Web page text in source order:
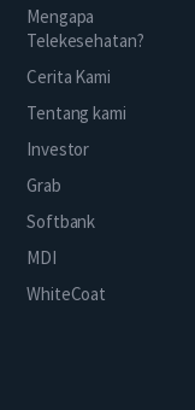
Mengapa
Telekesehatan?
Cerita Kami
Tentang kami
Investor
Grab
Softbank
MDI
WhiteCoat